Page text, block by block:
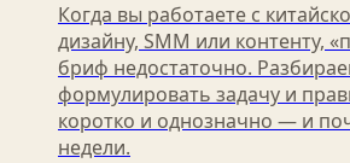
Когда вы работаете с
дизайну, SMM или контенту,
бриф недостаточно.
формулировать задачу и
коротко и однозначно — и
недели.